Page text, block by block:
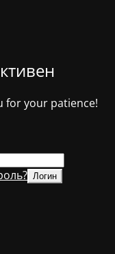
for your patience!